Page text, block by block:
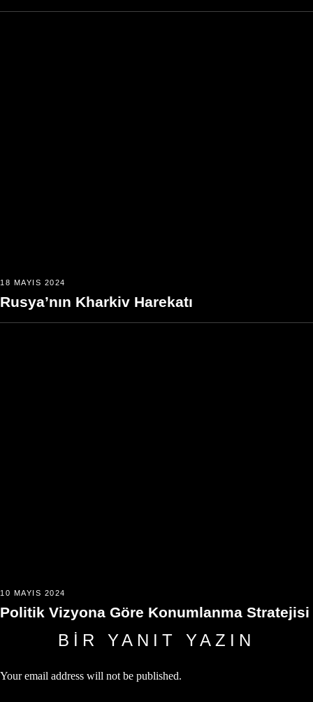
18 MAYIS 2024
Rusya’nın Kharkiv Harekatı
10 MAYIS 2024
Politik Vizyona Göre Konumlanma Stratejisi
BIR YANIT YAZIN
Your email address will not be published.